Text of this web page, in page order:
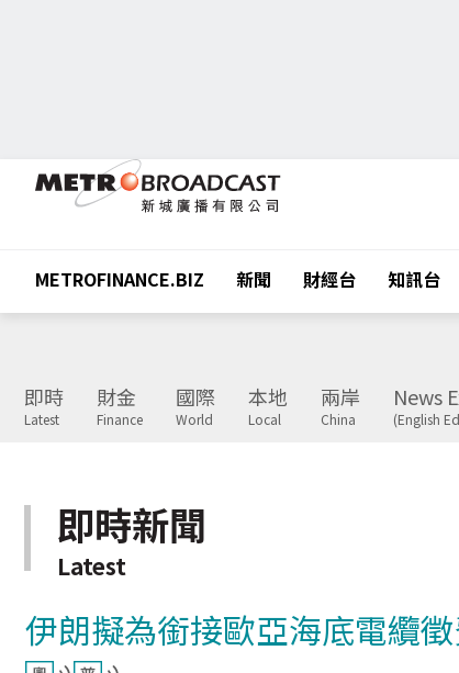
METROFINANCE.BIZ 新聞 財經台 知訊台
即時
Latest
財金
Finance
國際
World
本地
Local
兩岸
China
News
(English
即時新聞
Latest
伊朗擬為銜接歐亞海底電纜